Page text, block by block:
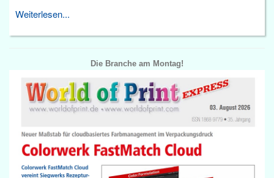
Weiterlesen...
Die Branche am Montag!